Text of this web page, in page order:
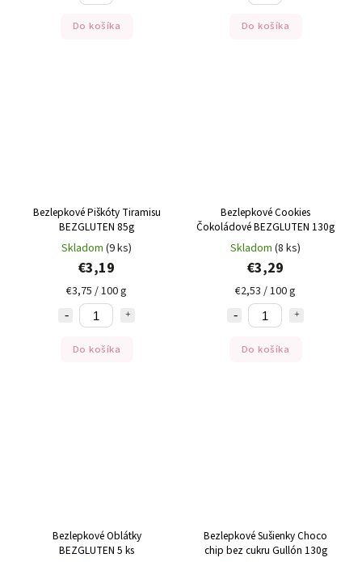
Do košíka Do košíka
Bezlepkové Piškóty Tiramisu
BEZGLUTEN 85g
Skladom (9 ks)
€3,19
€3,75 / 100 g
Do košíka
Bezlepkové Cookies
Čokoládové BEZGLUTEN 130g
Skladom (8 ks)
€3,29
€2,53 / 100 g
Do košíka
Bezlepkové Oblátky
BEZGLUTEN 5 ks
Bezlepkové Sušienky Choco
chip bez cukru Gullón 130g